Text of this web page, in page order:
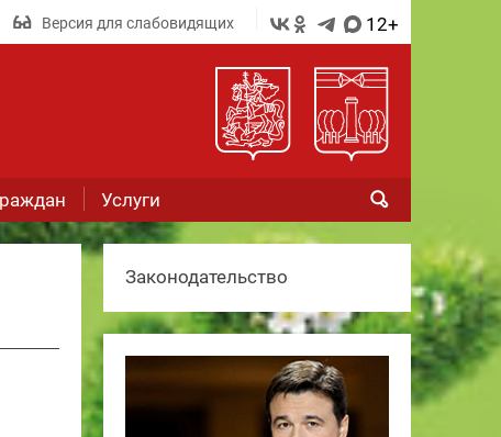
Версия для слабовидящих 12+
Услуги
Законодательство